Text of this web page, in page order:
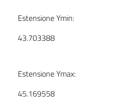
Estensione Ymin:
43.703388
Estensione Ymax:
45.169558